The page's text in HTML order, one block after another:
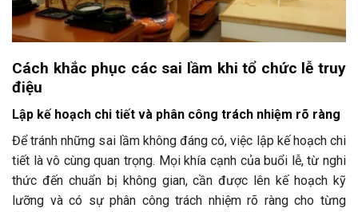
Cách khắc phục các sai lầm khi tổ chức lễ truy
điệu
Lập kế hoạch chi tiết và phân công trách nhiệm rõ ràng
Để tránh những sai lầm không đáng có, việc lập kế hoạch chi
tiết là vô cùng quan trọng. Mọi khía cạnh của buổi lễ, từ nghi
thức đến chuẩn bị không gian, cần được lên kế hoạch kỹ
lưỡng và có sự phân công trách nhiệm rõ ràng cho từng